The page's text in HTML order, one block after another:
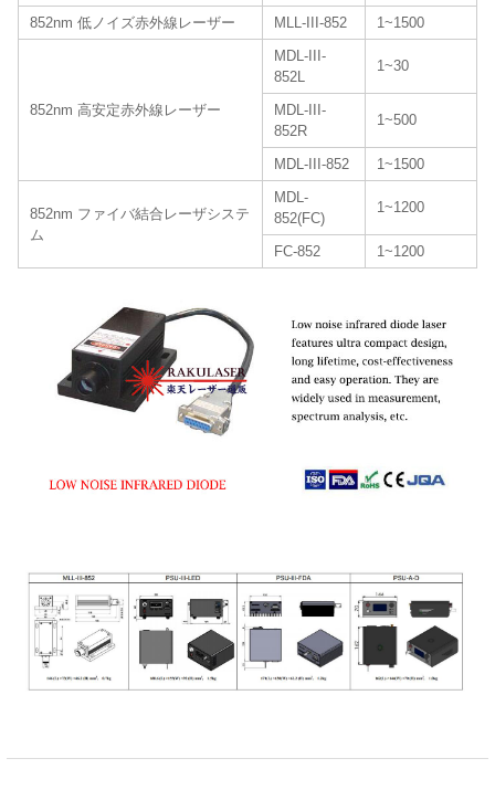
852nm 低ノイズ赤外線レーザー MLL-III-852 1~1500
852nm 高安定赤外線レーザー
MDL-III-
852L
1~30
MDL-III-
852R
1~500
MDL-III-852 1~1500
852nm ファイバ結合レーザシステ
ム
MDL-
852(FC)
1~1200
FC-852 1~1200